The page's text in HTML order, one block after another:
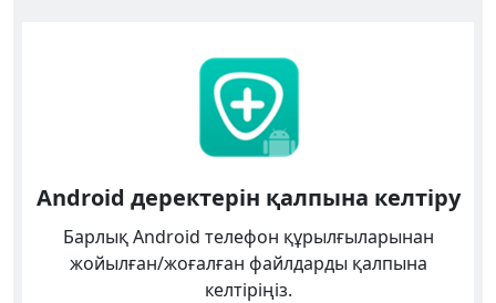
Android деректерін қалпына келтіру
Барлық Android телефон құрылғыларынан
жойылған/жоғалған файлдарды қалпына
келтіріңіз.